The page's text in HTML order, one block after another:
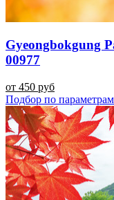
Gyeongbokgung
00977
от 450 руб
Подбор по параметрам